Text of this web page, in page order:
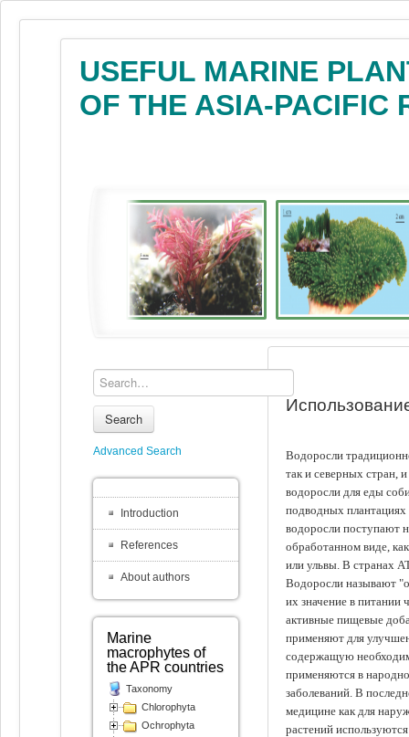
USEFUL MARINE
OF THE ASIA-PACIFIC
Водоросли
так и северных стран,
водоросли для еды
подводных
водоросли поступают
обработанном виде,
или ульвы. В странах
Водоросли называют
их значение в питании
активные пищевые
применяют для
содержащую
применяются в
заболеваний. В
медицине как для
растений
Search
Advanced Search
Introduction
References
About authors
Marine
macrophytes of
the APR countries
Taxonomy
Chlorophyta
Ochrophyta